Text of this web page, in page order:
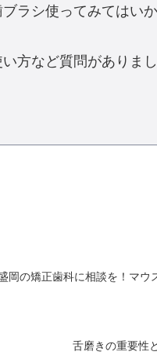
ラシ使ってみてはい
方など質問がありま
岡の矯正歯科に相談を！マウ
舌磨きの重要性